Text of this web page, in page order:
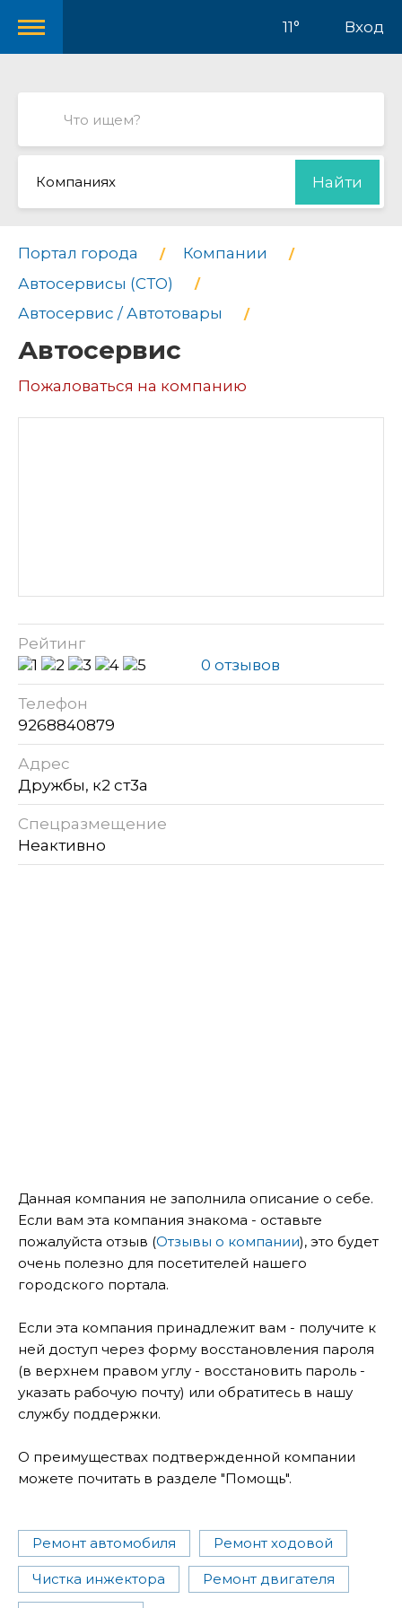
11° Вход
Компаниях Найти
Портал города
Компании
Автосервисы (СТО)
Автосервис / Автотовары
Автосервис
Пожаловаться на компанию
Рейтинг
0 отзывов
Телефон
9268840879
Адрес
Дружбы, к2 ст3а
Спецразмещение
Неактивно
Данная компания не заполнила описание о себе.
Если вам эта компания знакома - оставьте
пожалуйста отзыв (Отзывы о компании), это будет
очень полезно для посетителей нашего
городского портала.
Если эта компания принадлежит вам - получите к
ней доступ через форму восстановления пароля
(в верхнем правом углу - восстановить пароль -
указать рабочую почту) или обратитесь в нашу
службу поддержки.
О преимуществах подтвержденной компании
можете почитать в разделе "Помощь".
Ремонт автомобиля Ремонт ходовой
Чистка инжектора Ремонт двигателя